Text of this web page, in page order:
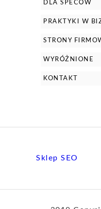
DLA SPECÓW
PRAKTYKI W
STRONY
WYRÓŻNIONE
KONTAKT
Sklep SEO